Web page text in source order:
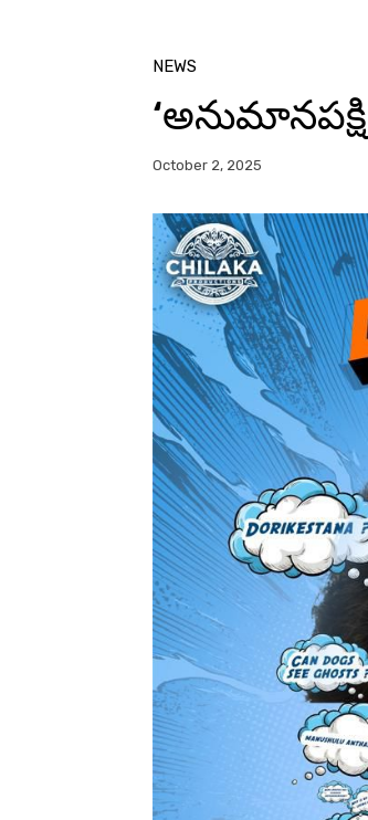
NEWS
October 2, 2025